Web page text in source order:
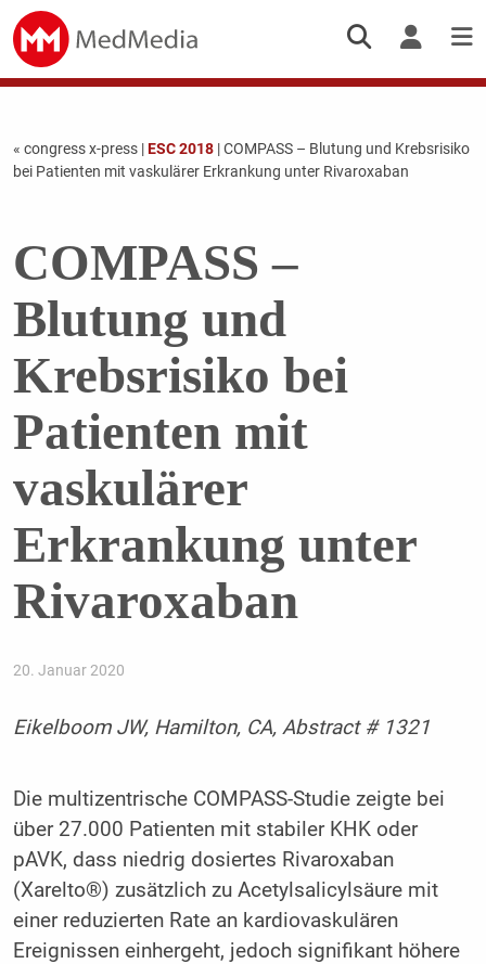
« congress x-press |ESC 2018| COMPASS – Blutung und Krebsrisiko
bei Patienten mit vaskulärer Erkrankung unter Rivaroxaban
COMPASS –
Blutung und
Krebsrisiko bei
Patienten mit
vaskulärer
Erkrankung unter
Rivaroxaban
20. Januar 2020
Eikelboom JW, Hamilton, CA, Abstract # 1321
Die multizentrische COMPASS-Studie zeigte bei
über 27.000 Patienten mit stabiler KHK oder
pAVK, dass niedrig dosiertes Rivaroxaban
(Xarelto®) zusätzlich zu Acetylsalicylsäure mit
einer reduzierten Rate an kardiovaskulären
Ereignissen einhergeht, jedoch signifikant höhere